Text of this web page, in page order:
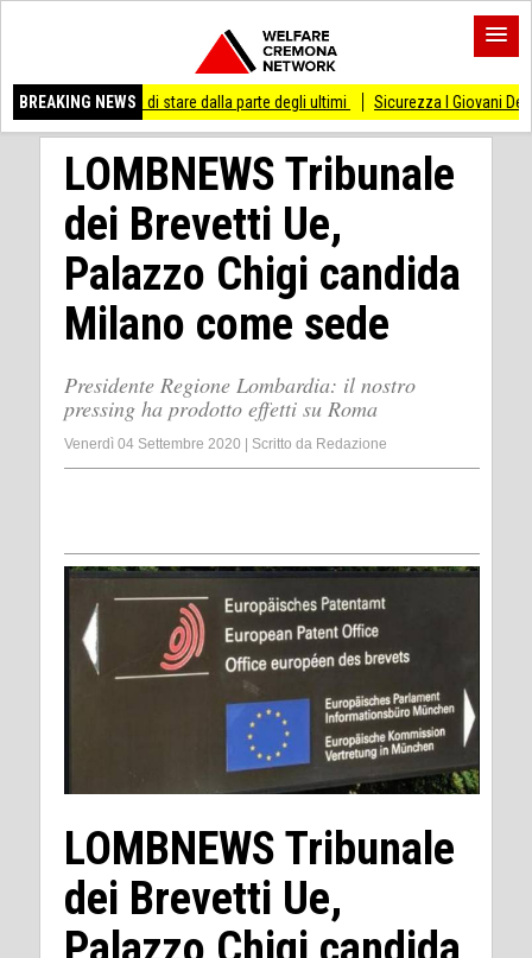
BREAKING NEWS
di stare dalla parte degli ultimi Sicurezza I Giovani Democratici
LOMBNEWS Tribunale
dei Brevetti Ue,
Palazzo Chigi candida
Milano come sede
Presidente Regione Lombardia: il nostro
pressing ha prodotto effetti su Roma
Venerdì 04 Settembre 2020 Scritto da Redazione
LOMBNEWS Tribunale
dei Brevetti Ue,